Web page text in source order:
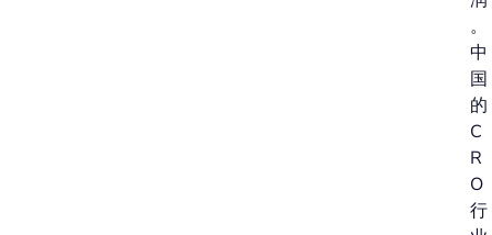
。
中
国
的
C
R
O
行